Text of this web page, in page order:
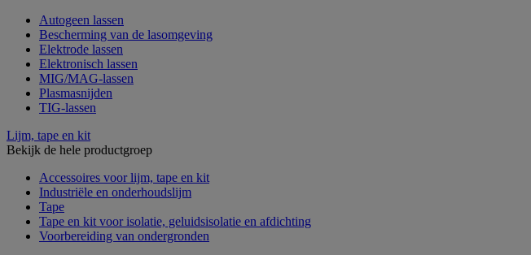
Autogeen lassen
Bescherming van de lasomgeving
Elektrode lassen
Elektronisch lassen
MIG/MAG-lassen
Plasmasnijden
TIG-lassen
Lijm, tape en kit
Bekijk de hele productgroep
Accessoires voor lijm, tape en kit
Industriële en onderhoudslijm
Tape
Tape en kit voor isolatie, geluidsisolatie en afdichting
Voorbereiding van ondergronden